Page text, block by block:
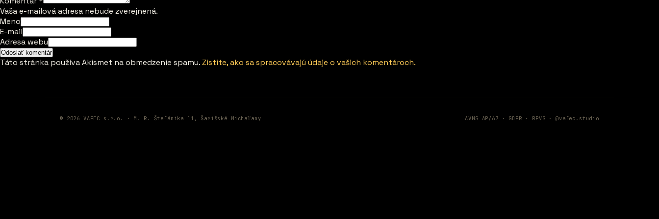
Vaša e-mailová adresa nebude zverejnená.
Meno
E-mail
Adresa webu
Táto stránka používa Akismet na obmedzenie spamu.Zistite, ako sa spracovávajú údaje o vašich komentároch.
© 2026 VAFEC s.r.o. · M. R. Štefánika 11, Šarišské Michaľany AVMS AP/67 · GDPR · RPVS ·@vafec.studio